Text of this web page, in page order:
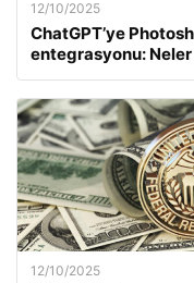
12/10/2025
ChatGPT’ye
entegrasyonu:
12/10/2025